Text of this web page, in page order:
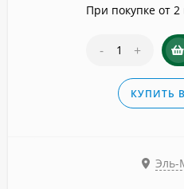
При покупке от 2
- +
КУПИТЬ
Эль-